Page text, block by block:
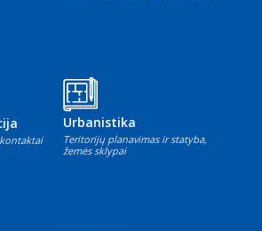
Urbanistika
Teritorijų planavimas ir statyba,
žemės sklypai